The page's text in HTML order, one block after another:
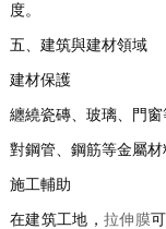
度。
五、建筑與建材領域
建材保護
纏繞瓷磚、玻璃、門窗
對鋼管、鋼筋等金屬材
施工輔助
在建筑工地，拉伸膜